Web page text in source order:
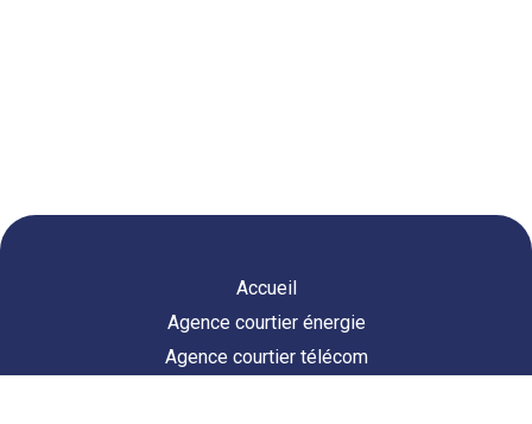
Accueil
Agence courtier énergie
Agence courtier télécom